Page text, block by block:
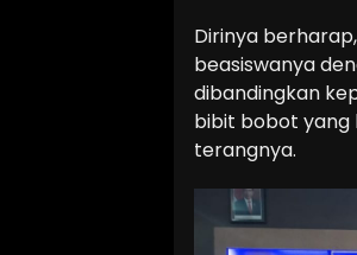
Dirinya
beasiswanya
dibandingkan
bibit bobot yang
terangnya.